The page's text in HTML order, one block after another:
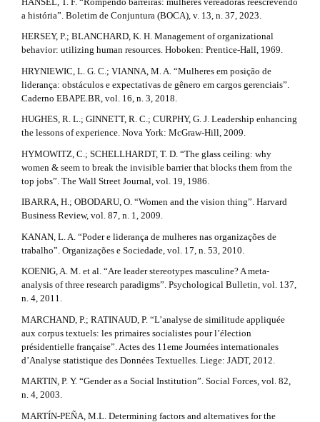
a história”. Boletim de Conjuntura (BOCA), v. 13, n. 37, 2023.
HERSEY, P.; BLANCHARD, K. H. Management of organizational
behavior: utilizing human resources. Hoboken: Prentice-Hall, 1969.
HRYNIEWIC, L. G. C.; VIANNA, M. A. “Mulheres em posição de
liderança: obstáculos e expectativas de gênero em cargos gerenciais”.
Caderno EBAPE.BR, vol. 16, n. 3, 2018.
HUGHES, R. L.; GINNETT, R. C.; CURPHY, G. J. Leadership enhancing
the lessons of experience. Nova York: McGraw-Hill, 2009.
HYMOWITZ, C.; SCHELLHARDT, T. D. “The glass ceiling: why
women & seem to break the invisible barrier that blocks them from the
top jobs”. The Wall Street Journal, vol. 19, 1986.
IBARRA, H.; OBODARU, O. “Women and the vision thing”. Harvard
Business Review, vol. 87, n. 1, 2009.
KANAN, L. A. “Poder e liderança de mulheres nas organizações de
trabalho”. Organizações e Sociedade, vol. 17, n. 53, 2010.
KOENIG, A. M. et al. “Are leader stereotypes masculine? A meta-
analysis of three research paradigms”. Psychological Bulletin, vol. 137,
n. 4, 2011.
MARCHAND, P.; RATINAUD, P. “L’analyse de similitude appliquée
aux corpus textuels: les primaires socialistes pour l’élection
présidentielle française”. Actes des 11eme Journées internationales
d’Analyse statistique des Données Textuelles. Liege: JADT, 2012.
MARTIN, P. Y. “Gender as a Social Institution”. Social Forces, vol. 82,
n. 4, 2003.
MARTÍN-PEÑA, M.L. Determining factors and alternatives for the